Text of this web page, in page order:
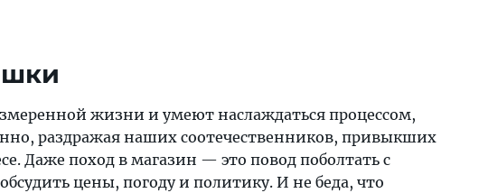
жизни и умеют наслаждаться процессом,
раздражая наших соотечественников, привыкших
Даже поход в магазин — это повод поболтать с
цены, погоду и политику. И не беда, что